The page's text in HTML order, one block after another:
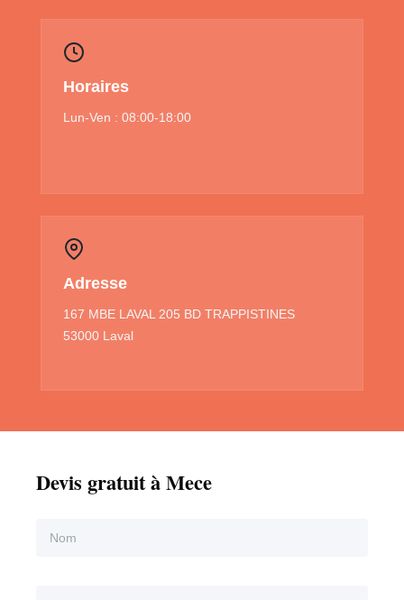
Horaires
Lun-Ven : 08:00-18:00
Adresse
167 MBE LAVAL 205 BD TRAPPISTINES
53000 Laval
Devis gratuit à Mece